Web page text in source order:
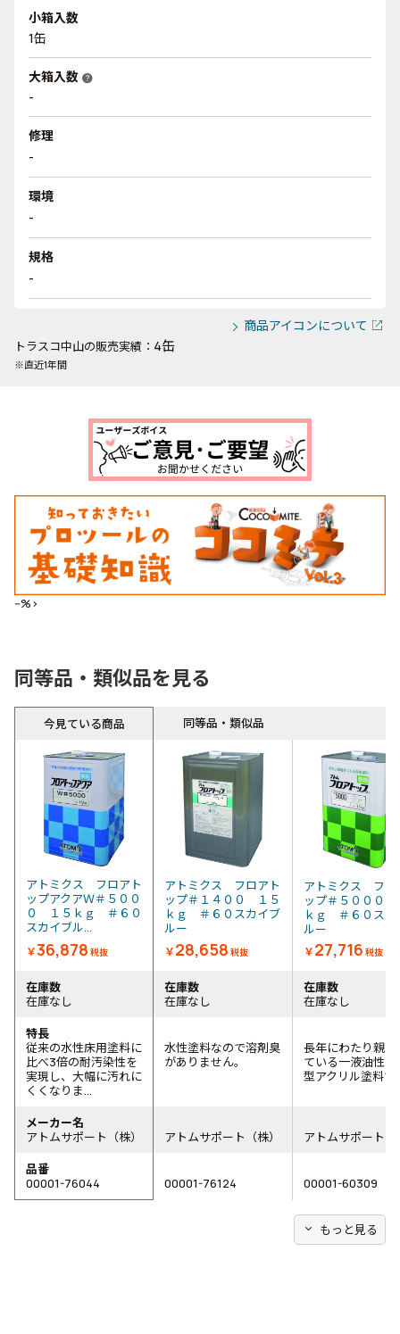
小箱入数
1缶
大箱入数 help
-
修理
-
環境
-
規格
-
商品アイコンについて
トラスコ中山の販売実績： 4缶
※直近1年間
--%>
同等品・類似品を見る
今見ている商品 同等品・類似品
アトミクス フロアト
ップアクアＷ＃５００
０ １５ｋｇ ＃６０
スカイブル...
￥36,878 税抜
アトミクス フロアト
ップ＃１４００ １５
ｋｇ ＃６０スカイブ
ルー
￥28,658 税抜
アトミクス フロ
ップ＃５０００
ｋｇ ＃６０スカ
ルー
￥27,716 税抜
在庫数
在庫なし
在庫数
在庫なし
在庫数
在庫なし
特長
従来の水性床用塗料に
比べ3倍の耐汚染性を
実現し、大幅に汚れに
くくなりま...
水性塗料なので溶剤臭
がありません。
長年にわたり親し
ている一液油性(
型アクリル塗料で
メーカー名
アトムサポート（株）
アトムサポート（株）
アトムサポート（
品番
00001-76044
00001-76124 00001-60309
expand_more もっと見る